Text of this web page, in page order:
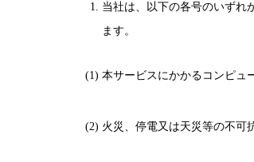
当社は、以下の各号のいずれ
ます。
(1) 本サービスにかかるコンピュ
(2) 火災、停電又は天災等の不可